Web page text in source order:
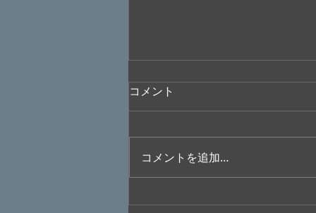
コメント
コメントを追加…